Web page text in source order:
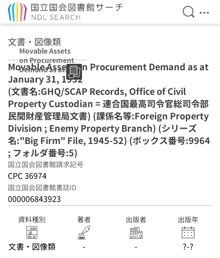
検索を
メ
文書・図像類
Movable Assets
on Procurement
Demand as at
January 31,
1952 (文書
名:GHQ/SCAP
Records, Office
of Civil Property
Custodian = 連合
国最高司令官総司
令部民間財産管理
局文書) (課係名
等:Foreign
Property
Division ; Enemy
Property
Branch) (シリー
ズ名:"Big Firm"
File, 1945-52) (ボ
ックス番号:9964
; フォルダ番号:5)
Movable Assets on Procurement Demand as at
January 31, 1952
(文書名:GHQ/SCAP Records, Office of Civil
Property Custodian = 連合国最高司令官総司令部
民間財産管理局文書) (課係名等:Foreign Property
Division ; Enemy Property Branch) (シリーズ
名:"Big Firm" File, 1945-52) (ボックス番号:9964
; フォルダ番号:5)
国立国会図書館請求記号
CPC 36974
国立国会図書館書誌ID
000006843923
資料種別
文書・図像類
著者
-
出版者
-
出版年
?-?